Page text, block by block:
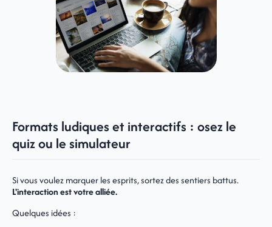
Formats ludiques et interactifs : osez le
quiz ou le simulateur
Si vous voulez marquer les esprits, sortez des sentiers battus.
L'interaction est votre alliée.
Quelques idées :